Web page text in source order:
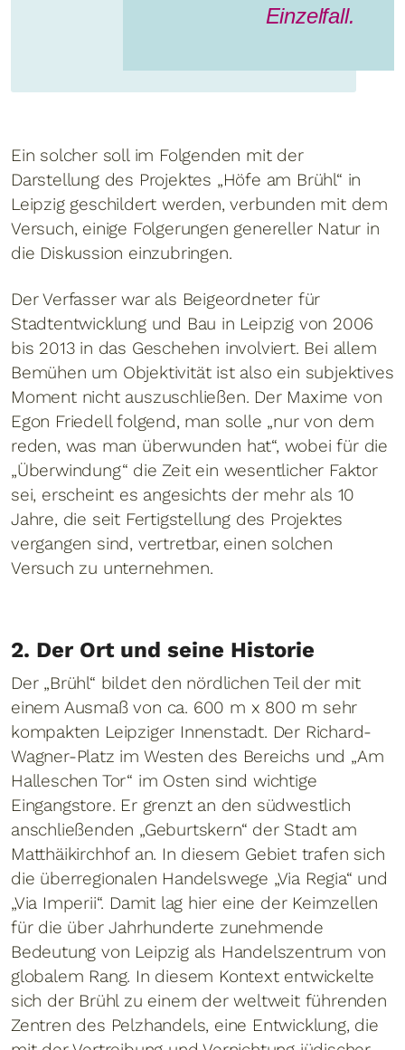
Einzelfall.
Ein solcher soll im Folgenden mit der
Darstellung des Projektes „Höfe am Brühl“ in
Leipzig geschildert werden, verbunden mit dem
Versuch, einige Folgerungen genereller Natur in
die Diskussion einzubringen.
Der Verfasser war als Beigeordneter für
Stadtentwicklung und Bau in Leipzig von 2006
bis 2013 in das Geschehen involviert. Bei allem
Bemühen um Objektivität ist also ein subjektives
Moment nicht auszuschließen. Der Maxime von
Egon Friedell folgend, man solle „nur von dem
reden, was man überwunden hat“, wobei für die
„Überwindung“ die Zeit ein wesentlicher Faktor
sei, erscheint es angesichts der mehr als 10
Jahre, die seit Fertigstellung des Projektes
vergangen sind, vertretbar, einen solchen
Versuch zu unternehmen.
2. Der Ort und seine Historie
Der „Brühl“ bildet den nördlichen Teil der mit
einem Ausmaß von ca. 600 m x 800 m sehr
kompakten Leipziger Innenstadt. Der Richard-
Wagner-Platz im Westen des Bereichs und „Am
Halleschen Tor“ im Osten sind wichtige
Eingangstore. Er grenzt an den südwestlich
anschließenden „Geburtskern“ der Stadt am
Matthäikirchhof an. In diesem Gebiet trafen sich
die überregionalen Handelswege „Via Regia“ und
„Via Imperii“. Damit lag hier eine der Keimzellen
für die über Jahrhunderte zunehmende
Bedeutung von Leipzig als Handelszentrum von
globalem Rang. In diesem Kontext entwickelte
sich der Brühl zu einem der weltweit führenden
Zentren des Pelzhandels, eine Entwicklung, die